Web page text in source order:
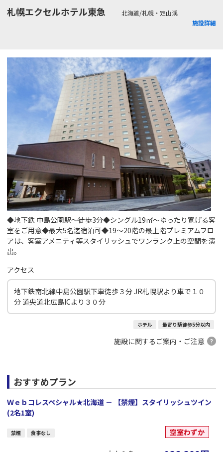
札幌エクセルホテル東急
北海道/札幌・定山渓
施設詳細
◆地下鉄 中島公園駅～徒歩3分◆シングル19㎡～ゆったり寛げる客
室をご用意◆最大5名迄宿泊可◆19～20階の最上階プレミアムフロ
アは、客室アメニティ等スタイリッシュでワンランク上の空間を演
出。
アクセス
地下鉄南北線中島公園駅下車徒歩３分 JR札幌駅より車で１０
分 道央道北広島ICより３０分
ホテル 最寄り駅徒歩5分以内
施設に関するご案内・ご注意
おすすめプラン
Ｗｅｂコレスペシャル★北海道 － 【禁煙】スタイリッシュツイン
(2名1室)
禁煙 食事なし 空室わずか